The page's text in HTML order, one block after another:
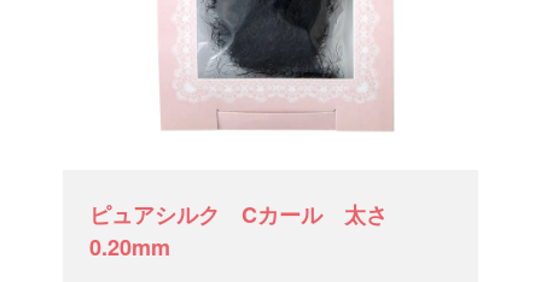
ピュアシルク Cカール 太さ
0.20mm